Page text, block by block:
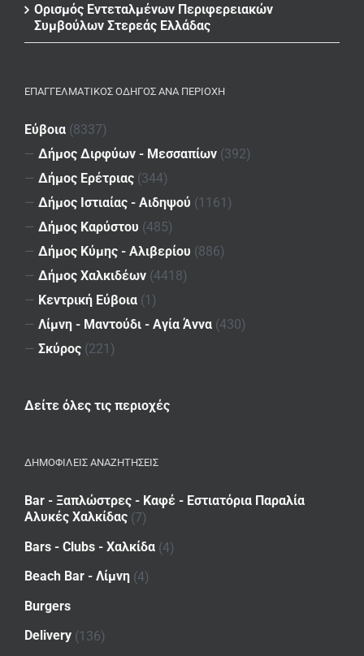
Ορισμός Εντεταλμένων Περιφερειακών
Συμβούλων Στερεάς Ελλάδας
ΕΠΑΓΓΕΛΜΑΤΙΚΌΣ ΟΔΗΓΌΣ ΑΝΆ ΠΕΡΙΟΧΉ
Εύβοια (8337)
— Δήμος Διρφύων - Μεσσαπίων (392)
— Δήμος Ερέτριας (344)
— Δήμος Ιστιαίας - Αιδηψού (1161)
— Δήμος Καρύστου (485)
— Δήμος Κύμης - Αλιβερίου (886)
— Δήμος Χαλκιδέων (4418)
— Κεντρική Εύβοια (1)
— Λίμνη - Μαντούδι - Αγία Άννα (430)
— Σκύρος (221)
Δείτε όλες τις περιοχές
ΔΗΜΟΦΙΛΕΙΣ ΑΝΑΖΗΤΗΣΕΙΣ
Bar - Ξαπλώστρες - Καφέ - Εστιατόρια Παραλία
Αλυκές Χαλκίδας (7)
Bars - Clubs - Χαλκίδα (4)
Beach Bar - Λίμνη (4)
Burgers
Delivery (136)